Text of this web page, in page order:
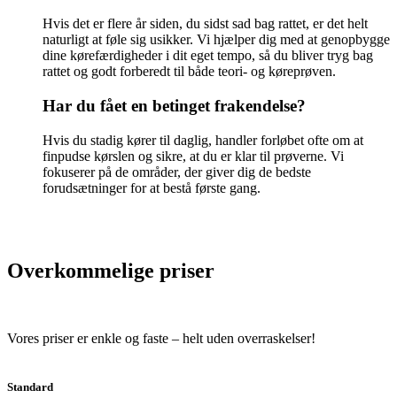
Hvis det er flere år siden, du sidst sad bag rattet, er det helt
naturligt at føle sig usikker. Vi hjælper dig med at genopbygge
dine kørefærdigheder i dit eget tempo, så du bliver tryg bag
rattet og godt forberedt til både teori- og køreprøven.
Har du fået en betinget frakendelse?
Hvis du stadig kører til daglig, handler forløbet ofte om at
finpudse kørslen og sikre, at du er klar til prøverne. Vi
fokuserer på de områder, der giver dig de bedste
forudsætninger for at bestå første gang.
Overkommelige priser
Vores priser er enkle og faste – helt uden overraskelser!
Standard